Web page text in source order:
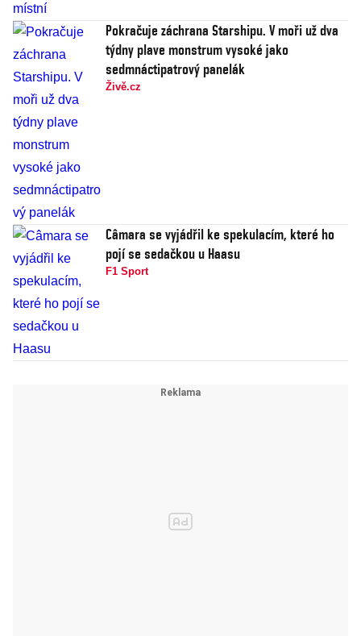
Pokračuje záchrana Starshipu. V moři už dva
týdny plave monstrum vysoké jako
sedmnáctipatrový panelák
Živě.cz
Câmara se vyjádřil ke spekulacím, které ho
pojí se sedačkou u Haasu
F1 Sport